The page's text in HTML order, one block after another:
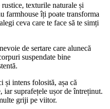
texturile naturale și
farmhouse îți poate transforma
ceva care te face să te simți
de sertare care alunecă
suspendate bine
și intens folosită, așa că
iar suprafețele ușor de întreținut.
griji pe viitor.